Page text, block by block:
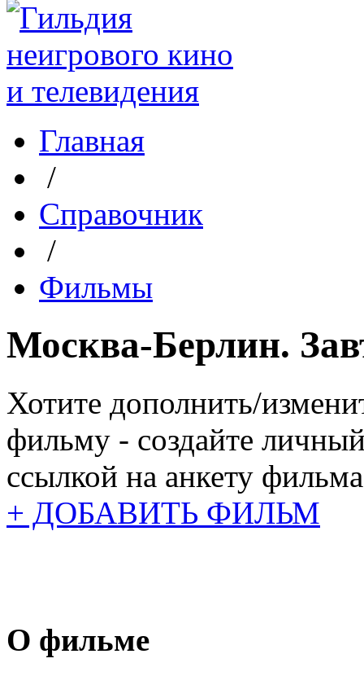
Главная
/
Справочник
/
Фильмы
Москва-Берлин.
Хотите дополнить/
фильму - создайте
ссылкой на анкету
+ ДОБАВИТЬ ФИЛЬМ
О фильме